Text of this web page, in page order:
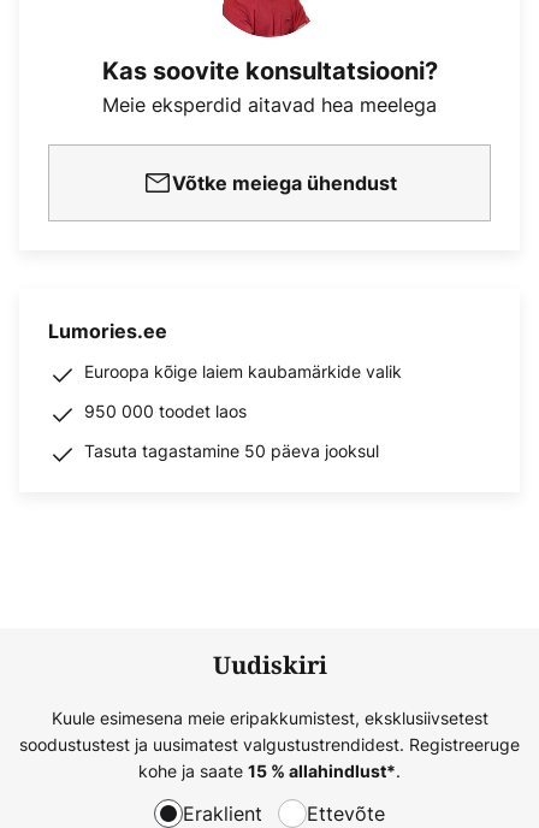
Kas soovite konsultatsiooni?
Meie eksperdid aitavad hea meelega
Võtke meiega ühendust
Lumories.ee
Euroopa kõige laiem kaubamärkide valik
950 000 toodet laos
Tasuta tagastamine 50 päeva jooksul
Uudiskiri
Kuule esimesena meie eripakkumistest, eksklusiivsetest
soodustustest ja uusimatest valgustustrendidest. Registreeruge
kohe ja saate 15 % allahindlust*.
Eraklient Ettevõte